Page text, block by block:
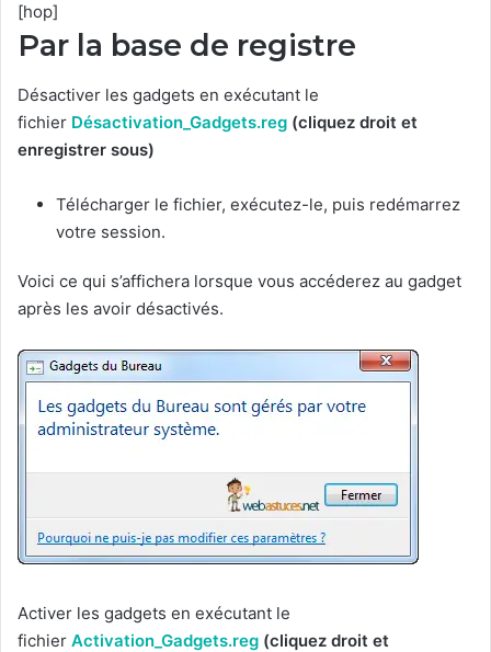
[hop]
Par la base de registre
Désactiver les gadgets en exécutant le
fichier Désactivation_Gadgets.reg (cliquez droit et
enregistrer sous)
Télécharger le fichier, exécutez-le, puis redémarrez
votre session.
Voici ce qui s’affichera lorsque vous accéderez au gadget
après les avoir désactivés.
Activer les gadgets en exécutant le
fichier Activation_Gadgets.reg (cliquez droit et